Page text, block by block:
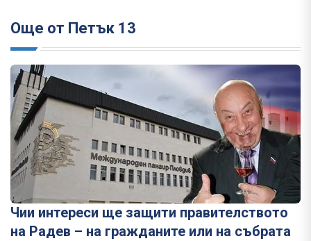
Още от Петък 13
Чии интереси ще защити правителството
на Радев – на гражданите или на събрата